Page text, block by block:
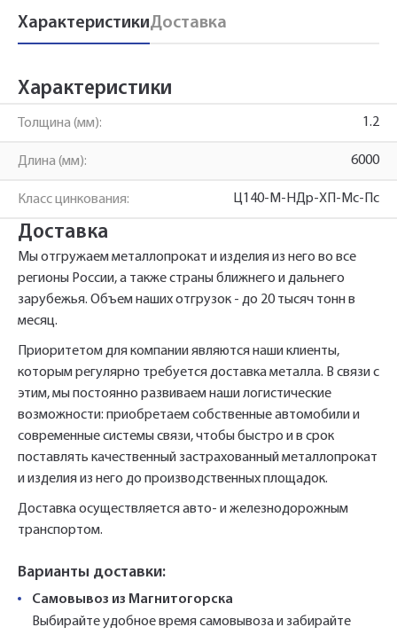
ХарактеристикиДоставка
Характеристики
Толщина (мм): 1.2
Длина (мм): 6000
Класс цинкования: Ц140-М-НДр-ХП-Мс-Пс
Доставка
Мы отгружаем металлопрокат и изделия из него во все
регионы России, а также страны ближнего и дальнего
зарубежья. Объем наших отгрузок - до 20 тысяч тонн в
месяц.
Приоритетом для компании являются наши клиенты,
которым регулярно требуется доставка металла. В связи с
этим, мы постоянно развиваем наши логистические
возможности: приобретаем собственные автомобили и
современные системы связи, чтобы быстро и в срок
поставлять качественный застрахованный металлопрокат
и изделия из него до производственных площадок.
Доставка осуществляется авто- и железнодорожным
транспортом.
Варианты доставки:
Самовывоз из Магнитогорска
Выбирайте удобное время самовывоза и забирайте
Телефон
Быстрый заказ
персональных данных.
Ваша заявка будет обработана
Ваш заказ будет обработан нами в
регистрации отправлена на указанный
вами почтовый адрес. Перейдите по
ссылке подтверждения в течении 3
Отправить
Нажимая на кнопку «Отправить» вы
автоматически соглашаетесь с«Политикой
конфиденциальности»
Заполните форму обратной связи, и наши
Отправить
Нажимая на кнопку «Отправить» вы
автоматически соглашаетесь с«Политикой
конфиденциальности»